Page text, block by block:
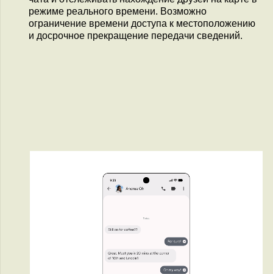
режиме реального времени. Возможно
ограничение времени доступа к местоположению
и досрочное прекращение передачи сведений.